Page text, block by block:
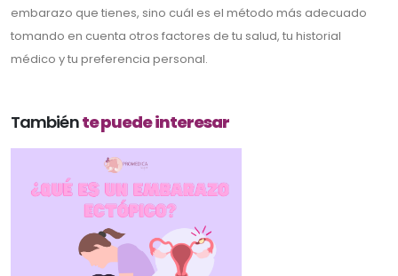
embarazo que tienes, sino cuál es el método más adecuado
tomando en cuenta otros factores de tu salud, tu historial
médico y tu preferencia personal.
Tambiénte puede interesar